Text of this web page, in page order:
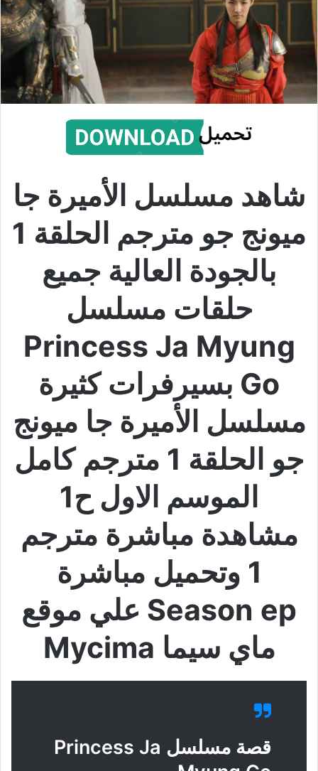
شاهد مسلسل الأميرة جا
ميونج جو مترجم الحلقة 1
بالجودة العالية جميع
حلقات مسلسل
Princess Ja Myung
Go بسيرفرات كثيرة
مسلسل الأميرة جا ميونج
جو الحلقة 1 مترجم كامل
الموسم الاول ح1
مشاهدة مباشرة مترجم
1 وتحميل مباشرة
Season ep علي موقع
ماي سيما Mycima
قصة مسلسل Princess Ja